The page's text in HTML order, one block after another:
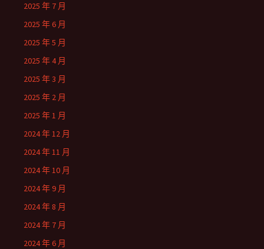
2025 年 7 月
2025 年 6 月
2025 年 5 月
2025 年 4 月
2025 年 3 月
2025 年 2 月
2025 年 1 月
2024 年 12 月
2024 年 11 月
2024 年 10 月
2024 年 9 月
2024 年 8 月
2024 年 7 月
2024 年 6 月